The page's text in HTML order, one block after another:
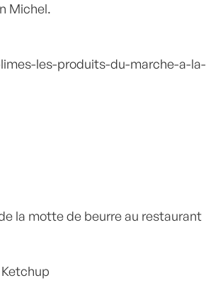
Michel.
les-produits-du-marche-a-la-
la motte de beurre au restaurant